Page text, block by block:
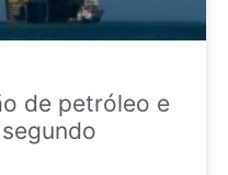
de petróleo e